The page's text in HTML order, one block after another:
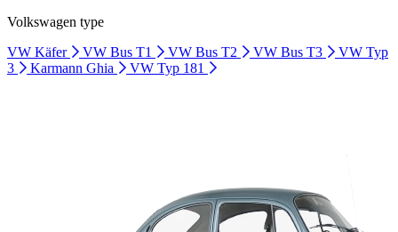
Volkswagen type
VW Käfer
VW Bus T1 VW Bus T2 VW Bus T3
VW Typ
3
Karmann Ghia VW Typ 181